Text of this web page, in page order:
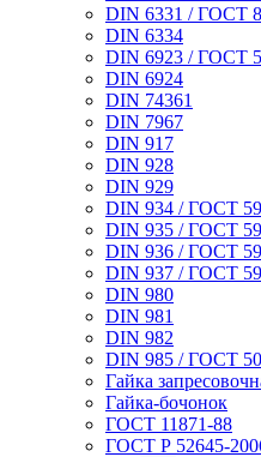
DIN 6331 / ГОСТ
DIN 6334
DIN 6923 / ГОСТ
DIN 6924
DIN 74361
DIN 7967
DIN 917
DIN 928
DIN 929
DIN 934 / ГОСТ
DIN 935 / ГОСТ
DIN 936 / ГОСТ
DIN 937 / ГОСТ
DIN 980
DIN 981
DIN 982
DIN 985 / ГОСТ
Гайка
Гайка-бочонок
ГОСТ 11871-88
ГОСТ Р 52645-